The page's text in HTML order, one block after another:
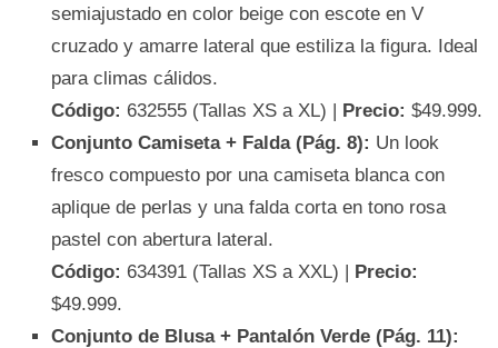
semiajustado en color beige con escote en V
cruzado y amarre lateral que estiliza la figura. Ideal
para climas cálidos.
Código: 632555 (Tallas XS a XL) | Precio: $49.999.
Conjunto Camiseta + Falda (Pág. 8): Un look
fresco compuesto por una camiseta blanca con
aplique de perlas y una falda corta en tono rosa
pastel con abertura lateral.
Código: 634391 (Tallas XS a XXL) | Precio:
$49.999.
Conjunto de Blusa + Pantalón Verde (Pág. 11):